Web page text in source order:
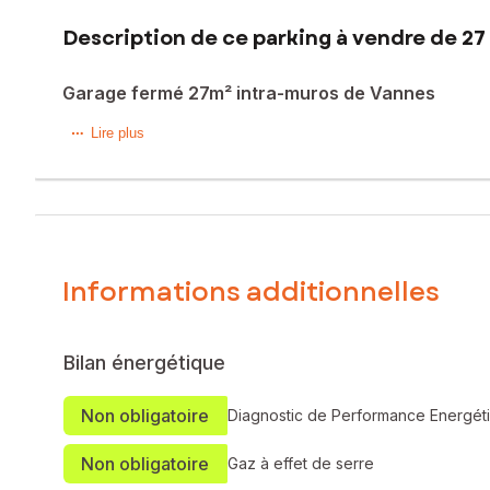
Description de ce parking à vendre de 27
Garage fermé 27m² intra-muros de Vannes
- OFFRE ACCEPTEE -
Emplacement idéal et recherché pour ce garage fermé
A quelques pas de la Place Cabello dans le quartier de St
Les informations sur les risques auxquels ce bien est
Prix de vente : 49 000 €
Honoraires charge vendeur
Contactez votre conseiller SAFTI : Geoffrey MULLER, Tél.
Lire plus
Informations additionnelles
Bilan énergétique
Non obligatoire Diagnostic de Performance
Non obligatoire Gaz à effet de serre